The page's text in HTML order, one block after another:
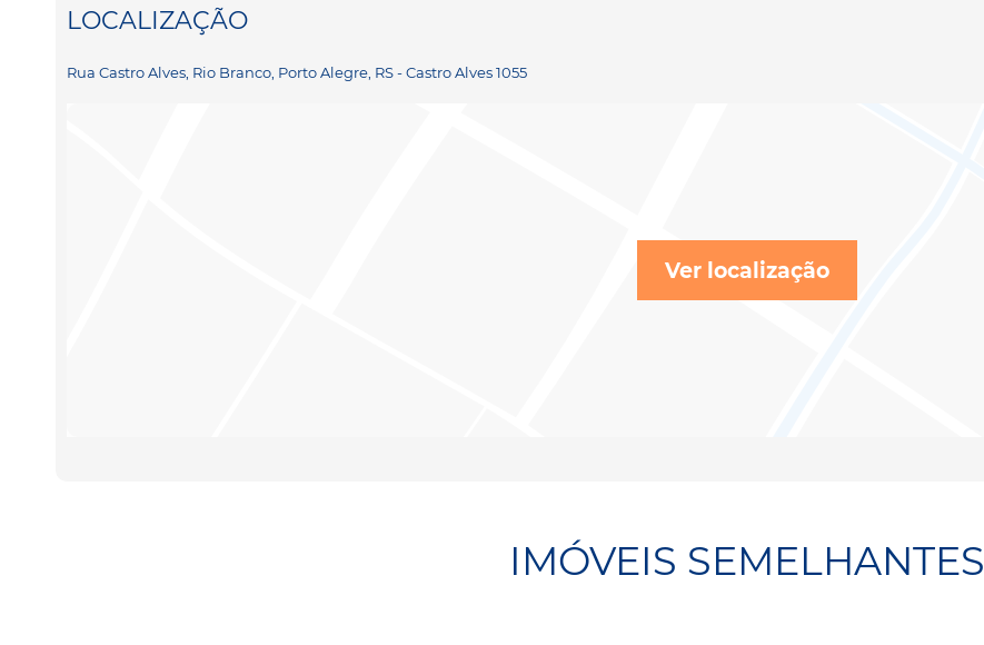
LOCALIZAÇÃO
Rua Castro Alves, Rio Branco, Porto Alegre, RS - Castro Alves 1055
Ver localização
IMÓVEIS SEMELHANTES